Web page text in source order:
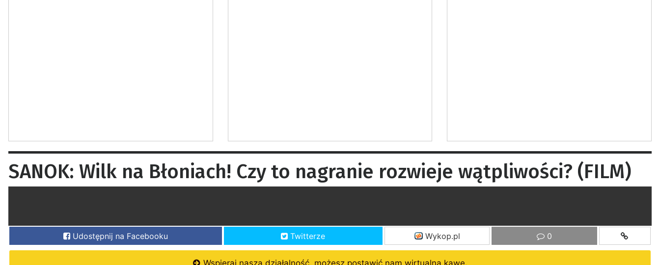
SANOK: Wilk na Błoniach! Czy to nagranie rozwieje wątpliwości? (FILM)
Udostępnij na Facebooku Twitterze Wykop.pl 0
Wspieraj naszą działalność, możesz postawić nam wirtualną kawę.